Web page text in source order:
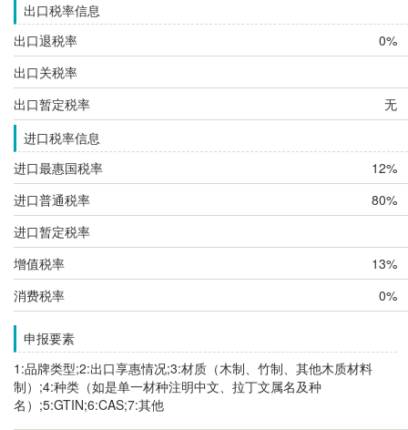
出口税率信息
出口退税率
0%
出口关税率
出口暂定税率
无
进口税率信息
进口最惠国税率
12%
进口普通税率
80%
进口暂定税率
增值税率
13%
消费税率
0%
申报要素
1:品牌类型;2:出口享惠情况;3:材质（木制、竹制、其他木质材料
制）;4:种类（如是单一材种注明中文、拉丁文属名及种
名）;5:GTIN;6:CAS;7:其他